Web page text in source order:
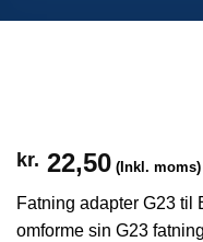
kr. 22,50 (Inkl. moms)
Fatning adapter G23 til
omforme sin G23